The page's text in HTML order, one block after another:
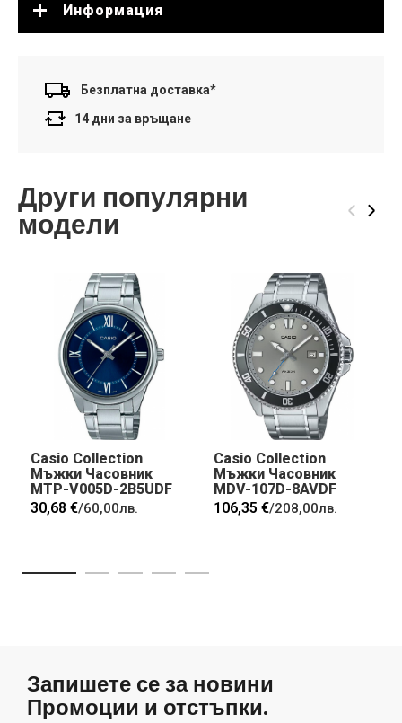
Информация
Безплатна доставка*
14 дни за връщане
Други популярни
модели ‹ ›
Casio Collection
Мъжки Часовник
MTP-V005D-2B5UDF
30,68 €/60,00лв.
Casio Collection
Мъжки Часовник
MDV-107D-8AVDF
106,35 €/208,00лв.
Запишете се за новини
Промоции и отстъпки.